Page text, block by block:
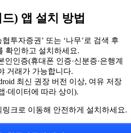
) 앱 설치 방법
협투자증권’ 또는 ‘나무’로 검색 후
확인하고 설치하세요.
인인증(휴대폰 인증·신분증·은행계
거래가 가능합니다.
최신 권장 버전 이상, 여유 저장
·데이터에 따라 상이).
링크로 이동해 안전하게 설치하세요.